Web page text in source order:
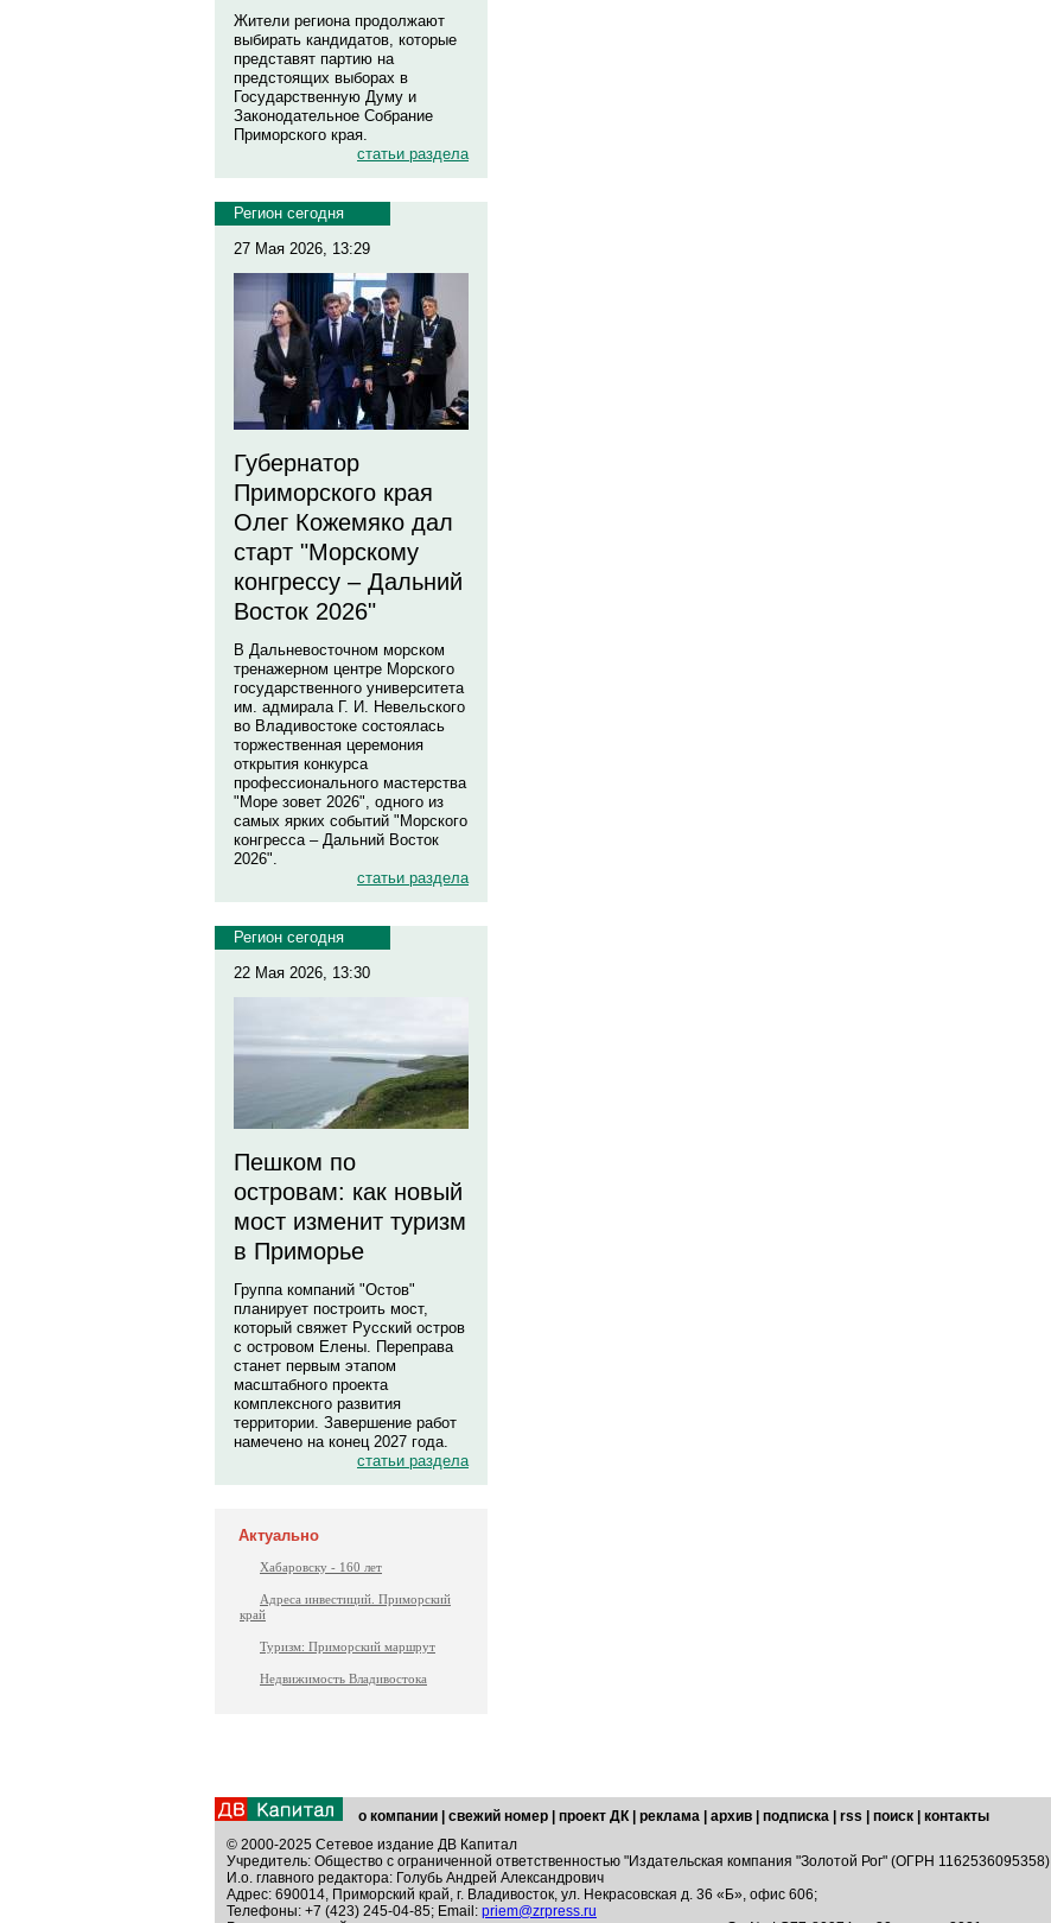
Жители региона продолжают
выбирать кандидатов, которые
представят партию на
предстоящих выборах в
Государственную Думу и
Законодательное Собрание
Приморского края.
статьи раздела
Регион сегодня
27 Мая 2026, 13:29
Губернатор
Приморского края
Олег Кожемяко дал
старт "Морскому
конгрессу – Дальний
Восток 2026"
В Дальневосточном морском
тренажерном центре Морского
государственного университета
им. адмирала Г. И. Невельского
во Владивостоке состоялась
торжественная церемония
открытия конкурса
профессионального мастерства
"Море зовет 2026", одного из
самых ярких событий "Морского
конгресса – Дальний Восток
2026".
статьи раздела
Регион сегодня
22 Мая 2026, 13:30
Пешком по
островам: как новый
мост изменит туризм
в Приморье
Группа компаний "Остов"
планирует построить мост,
который свяжет Русский остров
с островом Елены. Переправа
станет первым этапом
масштабного проекта
комплексного развития
территории. Завершение работ
намечено на конец 2027 года.
статьи раздела
Актуально
Хабаровску - 160 лет
Адреса инвестиций. Приморский
край
Туризм: Приморский маршрут
Недвижимость Владивостока
о компании свежий номер проект ДК реклама архив подписка rss поиск
контакты
© 2000-2025 Сетевое издание ДВ Капитал
Учредитель: Общество с ограниченной ответственностью "Издательская компания "Золотой Рог" (ОГРН 1162536095358)
И.о. главного редактора: Голубь Андрей Александрович
Адрес: 690014, Приморский край, г. Владивосток, ул. Некрасовская д. 36 «Б», офис 606;
Телефоны: +7 (423) 245-04-85; Email: priem@zrpress.ru